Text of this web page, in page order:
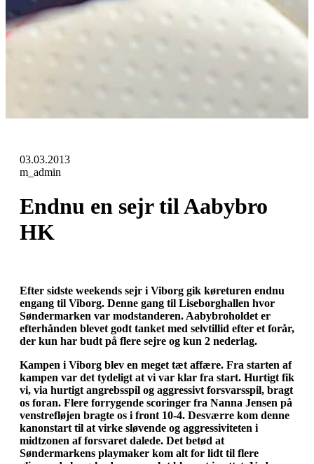
03.03.2013
m_admin
Endnu en sejr til Aabybro
HK
Efter sidste weekends sejr i Viborg gik køreturen endnu
engang til Viborg. Denne gang til Liseborghallen hvor
Søndermarken var modstanderen. Aabybroholdet er
efterhånden blevet godt tanket med selvtillid efter et forår,
der kun har budt på flere sejre og kun 2 nederlag.
Kampen i Viborg blev en meget tæt affære. Fra starten af
kampen var det tydeligt at vi var klar fra start. Hurtigt fik
vi, via hurtigt angrebsspil og aggressivt forsvarsspil, bragt
os foran. Flere forrygende scoringer fra Nanna Jensen på
venstrefløjen bragte os i front 10-4. Desværre kom denne
kanonstart til at virke sløvende og aggressiviteten i
midtzonen af forsvaret dalede. Det betød at
Søndermarkens playmaker kom alt for lidt til flere